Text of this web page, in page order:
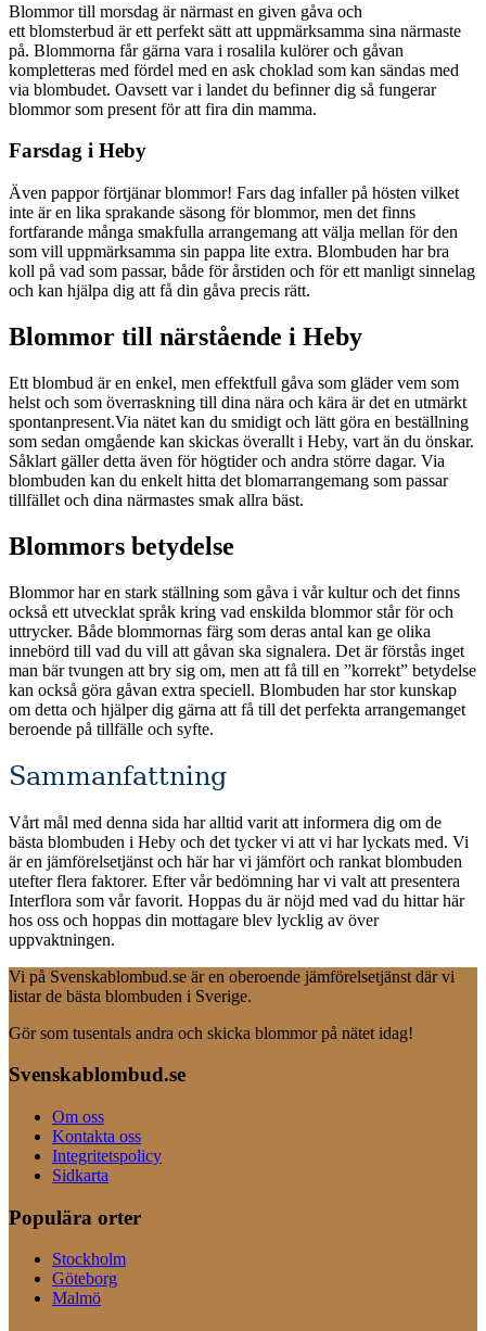
Blommor till morsdag är närmast en given gåva och
ett blomsterbud är ett perfekt sätt att uppmärksamma sina närmaste
på. Blommorna får gärna vara i rosalila kulörer och gåvan
kompletteras med fördel med en ask choklad som kan sändas med
via blombudet. Oavsett var i landet du befinner dig så fungerar
blommor som present för att fira din mamma.
Farsdag i Heby
Även pappor förtjänar blommor! Fars dag infaller på hösten vilket
inte är en lika sprakande säsong för blommor, men det finns
fortfarande många smakfulla arrangemang att välja mellan för den
som vill uppmärksamma sin pappa lite extra. Blombuden har bra
koll på vad som passar, både för årstiden och för ett manligt sinnelag
och kan hjälpa dig att få din gåva precis rätt.
Blommor till närstående i Heby
Ett blombud är en enkel, men effektfull gåva som gläder vem som
helst och som överraskning till dina nära och kära är det en utmärkt
spontanpresent.Via nätet kan du smidigt och lätt göra en beställning
som sedan omgående kan skickas överallt i Heby, vart än du önskar.
Såklart gäller detta även för högtider och andra större dagar. Via
blombuden kan du enkelt hitta det blomarrangemang som passar
tillfället och dina närmastes smak allra bäst.
Blommors betydelse
Blommor har en stark ställning som gåva i vår kultur och det finns
också ett utvecklat språk kring vad enskilda blommor står för och
uttrycker. Både blommornas färg som deras antal kan ge olika
innebörd till vad du vill att gåvan ska signalera. Det är förstås inget
man bär tvungen att bry sig om, men att få till en ”korrekt” betydelse
kan också göra gåvan extra speciell. Blombuden har stor kunskap
om detta och hjälper dig gärna att få till det perfekta arrangemanget
beroende på tillfälle och syfte.
Sammanfattning
Vårt mål med denna sida har alltid varit att informera dig om de
bästa blombuden i Heby och det tycker vi att vi har lyckats med. Vi
är en jämförelsetjänst och här har vi jämfört och rankat blombuden
utefter flera faktorer. Efter vår bedömning har vi valt att presentera
Interflora som vår favorit. Hoppas du är nöjd med vad du hittar här
hos oss och hoppas din mottagare blev lycklig av över
uppvaktningen.
Vi på Svenskablombud.se är en oberoende jämförelsetjänst där vi
listar de bästa blombuden i Sverige.
Gör som tusentals andra och skicka blommor på nätet idag!
Svenskablombud.se
Om oss
Kontakta oss
Integritetspolicy
Sidkarta
Populära orter
Stockholm
Göteborg
Malmö